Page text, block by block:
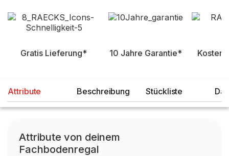
Gratis Lieferung* 10 Jahre Garantie*
Attribute Beschreibung Stückliste
Attribute von deinem
Fachbodenregal